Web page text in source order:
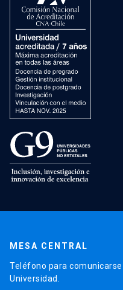
MESA CENTRAL
Teléfono para
Universidad.